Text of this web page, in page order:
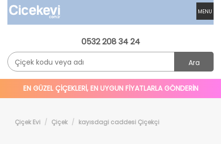
MENU
0532 208 34 24
Ara
EN GÜZEL ÇİÇEKLERİ, EN UYGUN FİYATLARLA GÖNDERİN
Çiçek Evi Çiçek kayısdagi caddesi Çiçekçi